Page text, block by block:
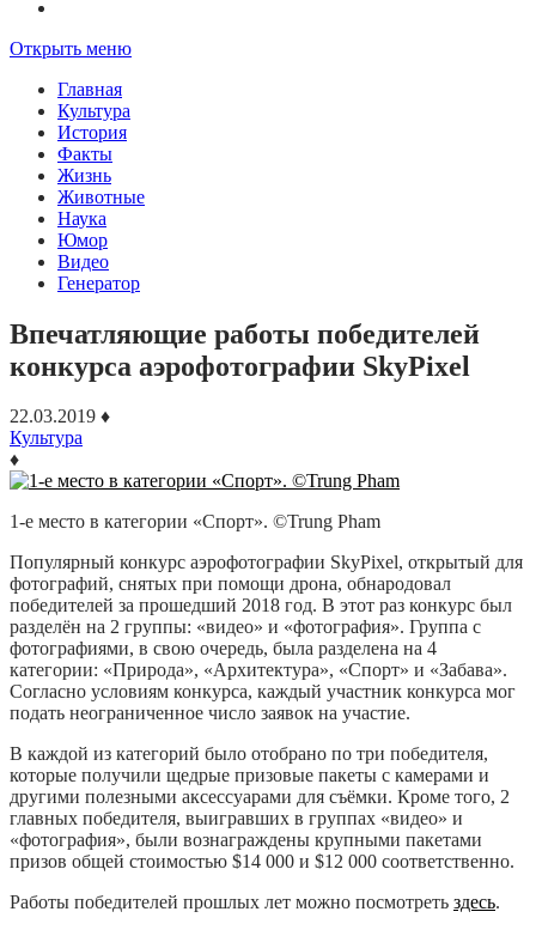
Открыть меню
Главная
Культура
История
Факты
Жизнь
Животные
Наука
Юмор
Видео
Генератор
Впечатляющие работы победителей
конкурса аэрофотографии SkyPixel
22.03.2019 ♦
Культура
♦
1-е место в категории «Спорт». ©Trung Pham
Популярный конкурс аэрофотографии SkyPixel, открытый для
фотографий, снятых при помощи дрона, обнародовал
победителей за прошедший 2018 год. В этот раз конкурс был
разделён на 2 группы: «видео» и «фотография». Группа с
фотографиями, в свою очередь, была разделена на 4
категории: «Природа», «Архитектура», «Спорт» и «Забава».
Согласно условиям конкурса, каждый участник конкурса мог
подать неограниченное число заявок на участие.
В каждой из категорий было отобрано по три победителя,
которые получили щедрые призовые пакеты с камерами и
другими полезными аксессуарами для съёмки. Кроме того, 2
главных победителя, выигравших в группах «видео» и
«фотография», были вознаграждены крупными пакетами
призов общей стоимостью $14 000 и $12 000 соответственно.
Работы победителей прошлых лет можно посмотреть здесь.